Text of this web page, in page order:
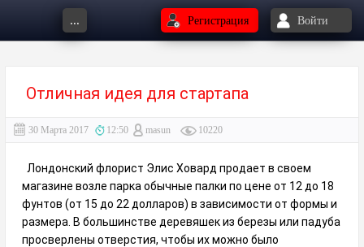
... Регистрация Войти
Отличная идея для стартапа
30 Марта 2017 12:50 masun 10220
Лондонский флорист Элис Ховард продает в своем
магазине возле парка обычные палки по цене от 12 до 18
фунтов (от 15 до 22 долларов) в зависимости от формы и
размера. В большинстве деревяшек из березы или падуба
просверлены отверстия, чтобы их можно было